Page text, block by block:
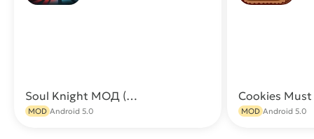
Soul Knight МОД (Много денег, все открыто, бесплатные покупки)
MOD Android 5.0 MOD Android 5.0